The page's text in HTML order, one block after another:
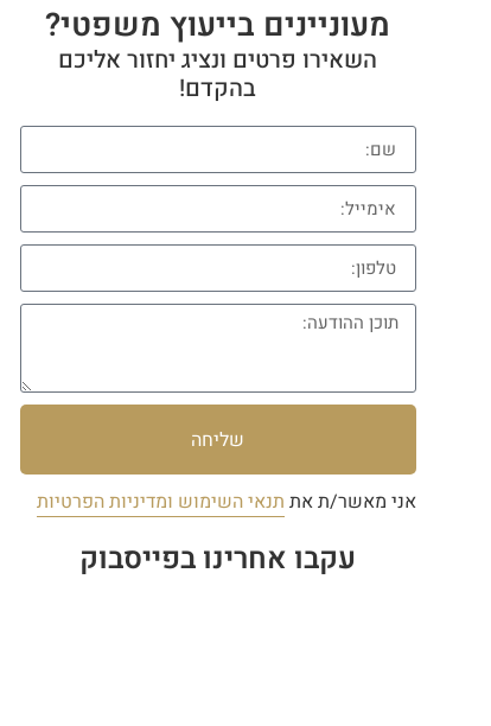
מעוניינים בייעוץ משפטי?
השאירו פרטים ונציג יחזור אליכם
בהקדם!
אני מאשר/ת את תנאי השימוש ומדיניות הפרטיות
שליחה
עקבו אחרינו בפייסבוק